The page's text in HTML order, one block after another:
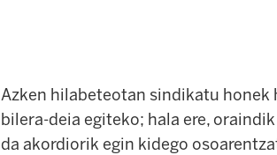
Azken hilabeteotan sindikatu honek
bilera-deia egiteko; hala ere,
da akordiorik egin kidego